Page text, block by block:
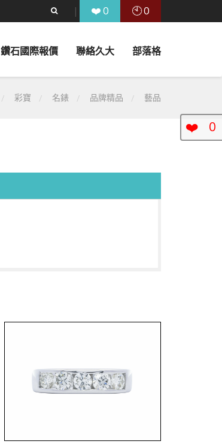
❤️ 0 🕙0
鑽石國際報價 聯絡久大 部落格
彩寶 名錶 品牌精品 藝品
❤️ 0